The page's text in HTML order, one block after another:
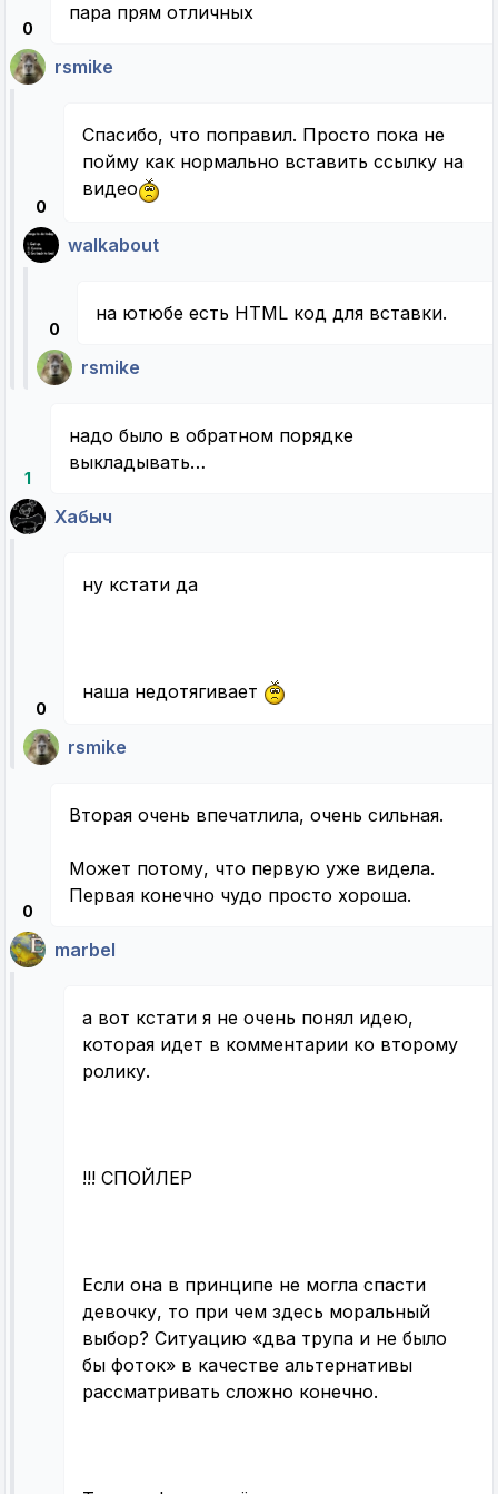
0
пара прям отличных
rsmike
0
Спасибо, что поправил. Просто пока не
пойму как нормально вставить ссылку на
видео
walkabout
0
на ютюбе есть HTML код для вставки.
rsmike
1
надо было в обратном порядке
выкладывать…
Хабыч
0
ну кстати да
наша недотягивает
rsmike
0
Вторая очень впечатлила, очень сильная.
Может потому, что первую уже видела.
Первая конечно чудо просто хороша.
marbel
а вот кстати я не очень понял идею,
которая идет в комментарии ко второму
ролику.
!!! СПОЙЛЕР
Если она в принципе не могла спасти
девочку, то при чем здесь моральный
выбор? Ситуацию «два трупа и не было
бы фоток» в качестве альтернативы
рассматривать сложно конечно.